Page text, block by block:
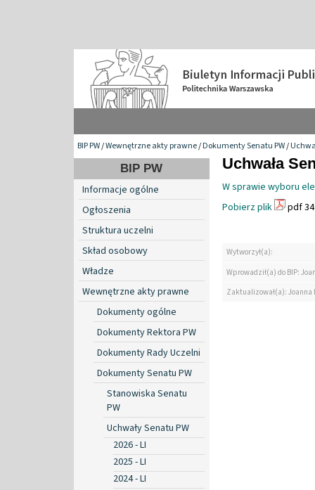
BIP PW/Wewnętrzne akty prawne/Dokumenty Senatu PW/
BIP PW
Informacje ogólne
Ogłoszenia
Struktura uczelni
Skład osobowy
Władze
Wewnętrzne akty prawne
Dokumenty ogólne
Dokumenty Rektora PW
Dokumenty Rady Uczelni
Dokumenty Senatu PW
Stanowiska Senatu
PW
Uchwały Senatu PW
2026 - LI
2025 - LI
2024 - LI
Uchwała
W sprawie wyboru
Pobierz plik
pdf
Wytworzył(a):
Wprowadził(a) do BIP:
Zaktualizował(a):